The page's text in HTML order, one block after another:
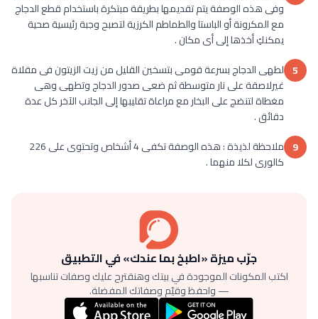
وفى هذه الوصفة يتم تقديمها بطريقة مبتكرة باستخدام قطع الدجاج
مع المكرونة أو الباستا والطماطم الكرزية لتصبح وجبة رئيسية صحية
يمكنكِ أخذها إلى أى مكان .
5 لطهى الدجاج بسرعة قومى بتسخين القليل من زيت الزيتون فى مقلاة
غيرلاصقة على نار متوسطة ثم ضعى صدور الدجاج وتطهى وهى
مغطاة لتنضج على البخار مع مراعاة تقليبها إلى الجانب الآخر كل عدة
دقائق .
9
ملاحظة لذيذة : هذه الوصفة تكفى 4 أشخاص وتحتوى على 226
كالورى لكلا منهما .
جرّب ميزة «اطبخ بما عندك» في التطبيق
اكتب المكونات الموجودة في بيتك وهنقترح عليك وصفات تناسبها
— واحفظ وقيّم وصفاتك المفضلة.